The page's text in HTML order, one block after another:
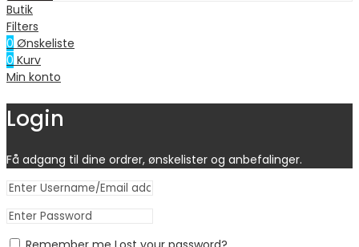
Butik
Filters
0 Ønskeliste
0 Kurv
Min konto
Login
Få adgang til dine ordrer, ønskelister og anbefalinger.